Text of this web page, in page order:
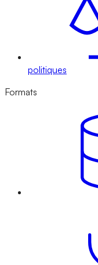
politiques
Formats